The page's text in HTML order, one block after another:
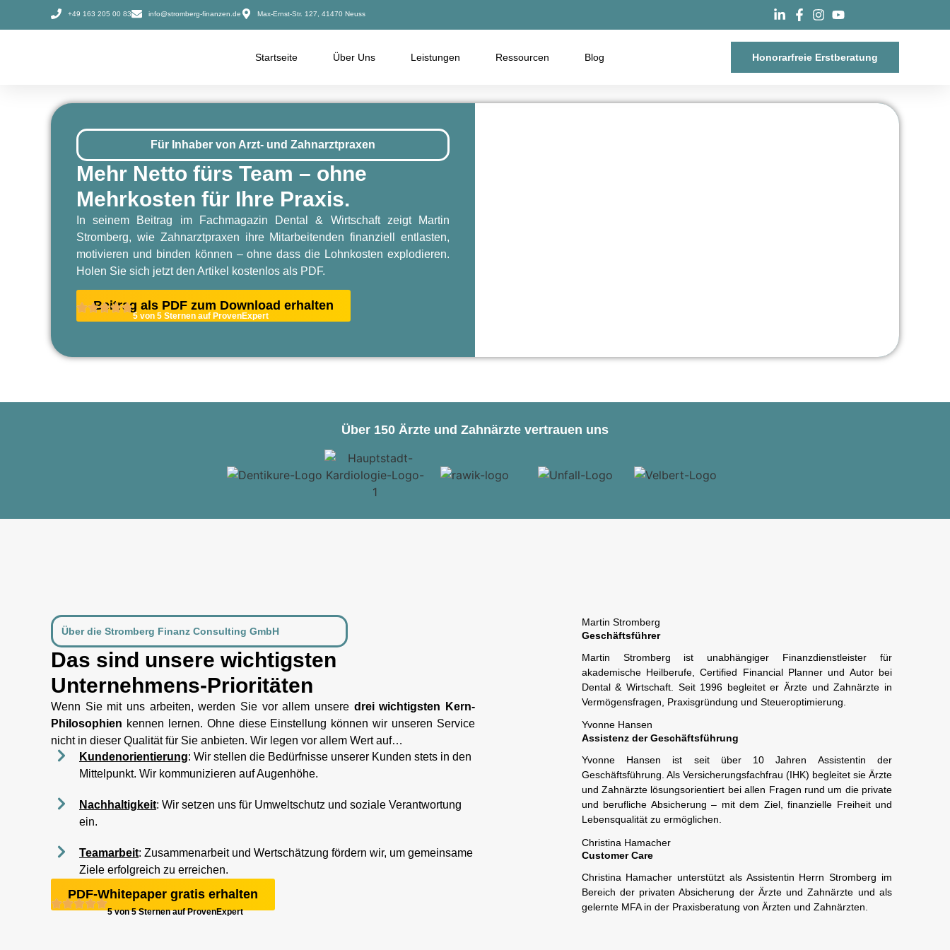
+49 163 205 00 83 info@stromberg-finanzen.de Max-Ernst-Str. 127, 41470 Neuss
Startseite Über Uns Leistungen Ressourcen Blog Honorarfreie Erstberatung
Für Inhaber von Arzt- und Zahnarztpraxen
Mehr Netto fürs Team – ohne
Mehrkosten für Ihre Praxis.
In seinem Beitrag im Fachmagazin Dental & Wirtschaft zeigt Martin
Stromberg, wie Zahnarztpraxen ihre Mitarbeitenden finanziell entlasten,
motivieren und binden können – ohne dass die Lohnkosten explodieren.
Holen Sie sich jetzt den Artikel kostenlos als PDF.
Beitrag als PDF zum Download erhalten
5 von 5 Sternen auf ProvenExpert
Über 150 Ärzte und Zahnärzte vertrauen uns
Über die Stromberg Finanz Consulting GmbH
Das sind unsere wichtigsten
Unternehmens-Prioritäten
Wenn Sie mit uns arbeiten, werden Sie vor allem unsere drei wichtigsten Kern-
Philosophien kennen lernen. Ohne diese Einstellung können wir unseren Service
nicht in dieser Qualität für Sie anbieten. Wir legen vor allem Wert auf…
Kundenorientierung: Wir stellen die Bedürfnisse unserer Kunden stets in den
Mittelpunkt. Wir kommunizieren auf Augenhöhe.
Nachhaltigkeit: Wir setzen uns für Umweltschutz und soziale Verantwortung
ein.
Teamarbeit: Zusammenarbeit und Wertschätzung fördern wir, um gemeinsame
Ziele erfolgreich zu erreichen.
PDF-Whitepaper gratis erhalten
5 von 5 Sternen auf ProvenExpert
Martin Stromberg
Geschäftsführer
Martin Stromberg ist unabhängiger Finanzdienstleister für
akademische Heilberufe, Certified Financial Planner und Autor bei
Dental & Wirtschaft. Seit 1996 begleitet er Ärzte und Zahnärzte in
Vermögensfragen, Praxisgründung und Steueroptimierung.
Yvonne Hansen
Assistenz der Geschäftsführung
Yvonne Hansen ist seit über 10 Jahren Assistentin der
Geschäftsführung. Als Versicherungsfachfrau (IHK) begleitet sie Ärzte
und Zahnärzte lösungsorientiert bei allen Fragen rund um die private
und berufliche Absicherung – mit dem Ziel, finanzielle Freiheit und
Lebensqualität zu ermöglichen.
Christina Hamacher
Customer Care
Christina Hamacher unterstützt als Assistentin Herrn Stromberg im
Bereich der privaten Absicherung der Ärzte und Zahnärzte und als
gelernte MFA in der Praxisberatung von Ärzten und Zahnärzten.